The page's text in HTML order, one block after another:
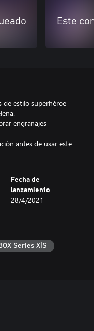
Este
de estilo superhéroe
engranajes
antes de usar este
Fecha de
lanzamiento
28/4/2021
Series X|S